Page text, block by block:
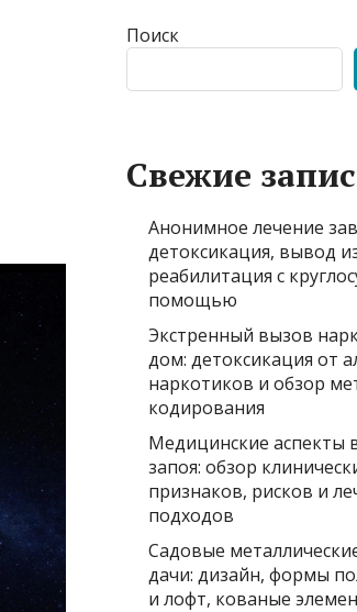
Поиск
Свежие
Анонимное лечение
детоксикация, вывод
реабилитация с
помощью
Экстренный вызов
дом: детоксикация от
наркотиков и обзор
кодирования
Медицинские аспекты
запоя: обзор
признаков, рисков и
подходов
Садовые
дачи: дизайн, формы
и лофт, кованые